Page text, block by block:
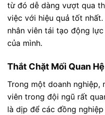
từ đó dễ dàng vượt qua
việc với hiệu quả tốt
nhân viên tái tạo động
của mình.
Thắt Chặt Mối Quan
Trong một doanh nghiệp,
viên trong đội ngũ rất
là dịp để các đồng